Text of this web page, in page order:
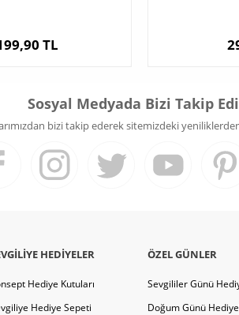
TL
Sosyal Medyada Bizi Takip
bizi takip ederek sitemizdeki
HEDIYELER
Hediye Kutuları
Hediye Sepeti
ÖZEL GÜNLER
Sevgililer Günü
Doğum Günü